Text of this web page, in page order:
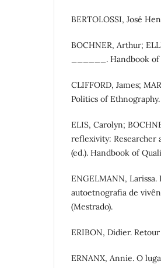
BERTOLOSSI, José
BOCHNER, Arthur;
______. Handbook
CLIFFORD, James;
Politics of
ELIS, Carolyn;
reflexivity: Researcher
(ed.). Handbook of
ENGELMANN,
autoetnografia de
(Mestrado).
ERIBON, Didier.
ERNANX, Annie. O